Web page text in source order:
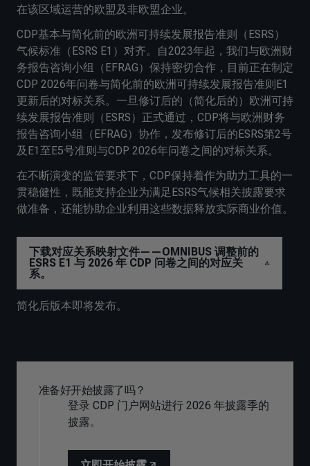
在该区域运营的欧盟及非欧盟企业。
CDP基本与简化前的欧洲可持续发展报告准则（ESRS）
气候标准（ESRS E1）对齐。自2023年起，我们与欧洲财
务报告咨询小组（EFRAG）保持密切合作，目前正在制定
CDP 2026年问卷与简化前的欧洲可持续发展报告准则E1
更新后的对标关系。一旦修订后的（简化后的）欧洲可持
续发展报告准则（ESRS）正式通过，CDP将与欧洲财务
报告咨询小组（EFRAG）协作，发布修订后的ESRS第2号
及E1至E5号准则与CDP 2026年问卷之间的对标关系。
在不断演变的监管要求下，CDP保持着作为助力工具的一
贯稳健性，既能支持企业为满足ESRS气候相关披露要求
做准备，还能协助企业利用这些数据释放实际商业价值。
下载对应关系映射文件——OMNIBUS 调整前的
ESRS E1 与 2026 年 CDP 问卷之间的对应关
系。
简化后版本即将发布。
准备好开始披露了吗？
登录 CDP 门户网站进行 2026 年披露季的
披露。